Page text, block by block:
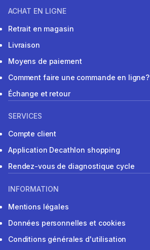
ACHAT EN LIGNE
Retrait en magasin
Livraison
Moyens de paiement
Comment faire une commande en ligne?
Échange et retour
SERVICES
Compte client
Application Decathlon shopping
Rendez-vous de diagnostique cycle
INFORMATION
Mentions légales
Données personnelles et cookies
Conditions générales d'utilisation